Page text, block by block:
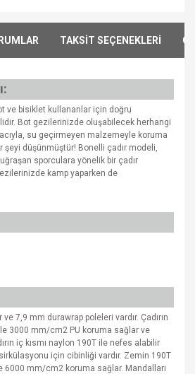
TAKSİT SEÇENEKLERİ
ve bisiklet kullananlar için doğru
Bot gezilerinizde oluşabilecek herhangi
su geçirmeyen malzemeyle koruma
şeyi düşünmüştür! Bonelli çadır modeli,
sporculara yönelik bir çadır
kamp yaparken de
7,9 mm durawrap poleleri vardır. Çadırın
ile 3000 mm/cm2 PU koruma sağlar ve
iç kısmı naylon 190T ile nefes alabilir
için cibinliği vardır. Zemin 190T
6000 mm/cm2 koruma sağlar. Mandalları